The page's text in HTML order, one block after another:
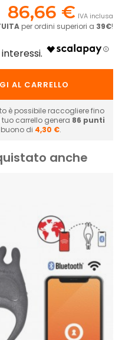
86,66 € IVA inclusa
per ordini superiori a 39€!
AL CARRELLO
è possibile raccogliere fino
tuo carrello genera 86 punti
di 4,30 €.
anche